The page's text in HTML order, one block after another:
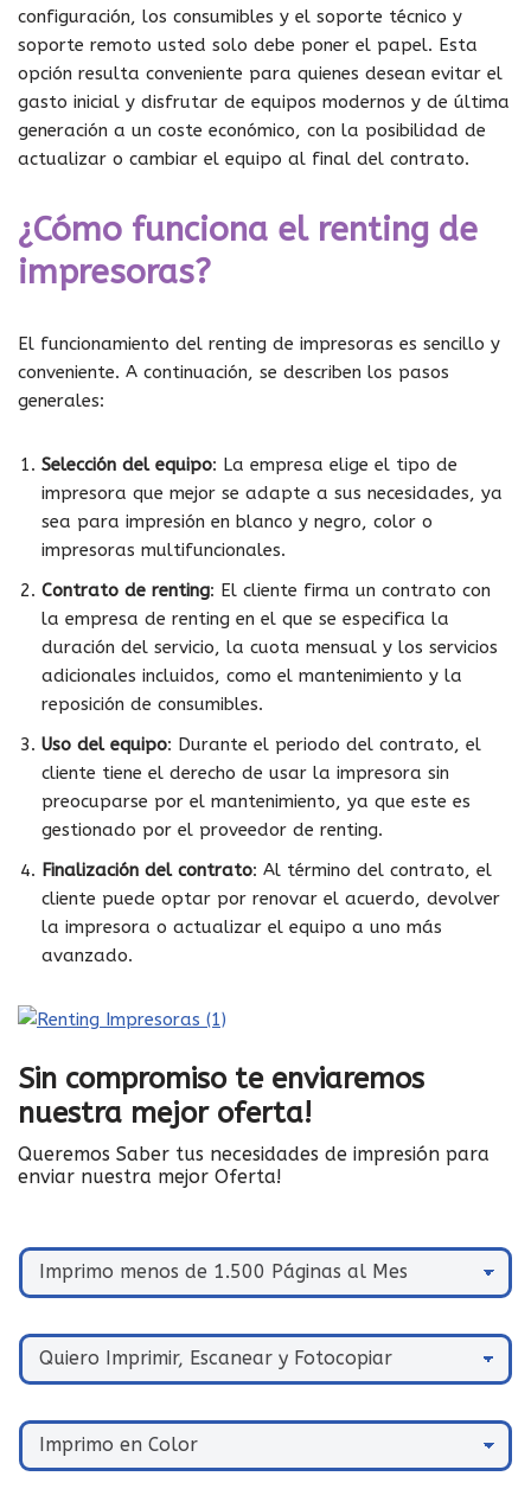
configuración, los consumibles y el soporte técnico y
soporte remoto usted solo debe poner el papel. Esta
opción resulta conveniente para quienes desean evitar el
gasto inicial y disfrutar de equipos modernos y de última
generación a un coste económico, con la posibilidad de
actualizar o cambiar el equipo al final del contrato.
¿Cómo funciona el renting de
impresoras?
El funcionamiento del renting de impresoras es sencillo y
conveniente. A continuación, se describen los pasos
generales:
Selección del equipo: La empresa elige el tipo de
impresora que mejor se adapte a sus necesidades, ya
sea para impresión en blanco y negro, color o
impresoras multifuncionales.
Contrato de renting: El cliente firma un contrato con
la empresa de renting en el que se especifica la
duración del servicio, la cuota mensual y los servicios
adicionales incluidos, como el mantenimiento y la
reposición de consumibles.
Uso del equipo: Durante el periodo del contrato, el
cliente tiene el derecho de usar la impresora sin
preocuparse por el mantenimiento, ya que este es
gestionado por el proveedor de renting.
Finalización del contrato: Al término del contrato, el
cliente puede optar por renovar el acuerdo, devolver
la impresora o actualizar el equipo a uno más
avanzado.
Sin compromiso te enviaremos
nuestra mejor oferta!
Queremos Saber tus necesidades de impresión para
enviar nuestra mejor Oferta!
N
m
r
o
d
e
u
s
¿
u
q
u
¿
u